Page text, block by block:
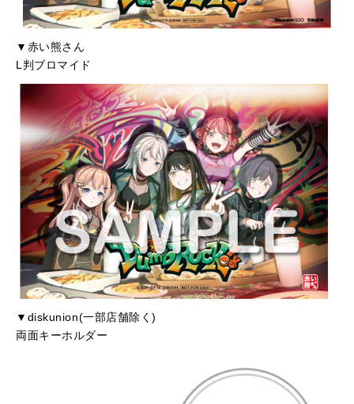
▼赤い熊さん
L判ブロマイド
▼diskunion(一部店舗除く)
両面キーホルダー